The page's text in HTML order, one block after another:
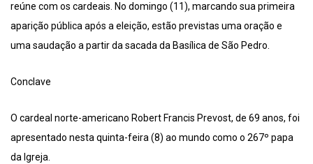
reúne com os cardeais. No domingo (11), marcando sua primeira
aparição pública após a eleição, estão previstas uma oração e
uma saudação a partir da sacada da Basílica de São Pedro.
Conclave
O cardeal norte-americano Robert Francis Prevost, de 69 anos, foi
apresentado nesta quinta-feira (8) ao mundo como o 267º papa
da Igreja.